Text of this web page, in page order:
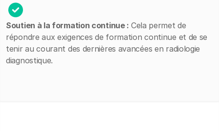
Soutien à la formation continue : Cela permet de
répondre aux exigences de formation continue et de se
tenir au courant des dernières avancées en radiologie
diagnostique.